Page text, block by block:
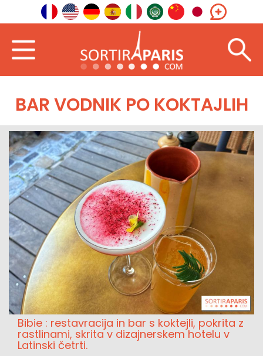
BAR VODNIK PO KOKTAJLIH
Bibie : restavracija in bar s koktejli, pokrita z
rastlinami, skrita v dizajnerskem hotelu v
Latinski četrti.